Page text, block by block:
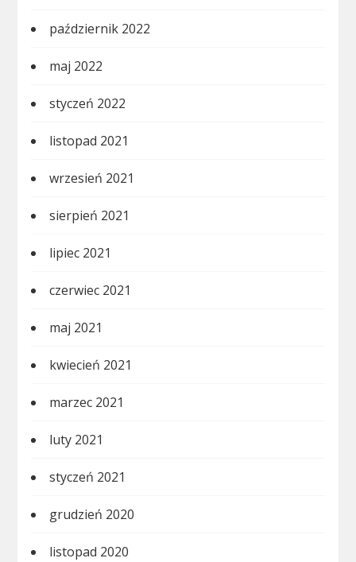
październik 2022
maj 2022
styczeń 2022
listopad 2021
wrzesień 2021
sierpień 2021
lipiec 2021
czerwiec 2021
maj 2021
kwiecień 2021
marzec 2021
luty 2021
styczeń 2021
grudzień 2020
listopad 2020